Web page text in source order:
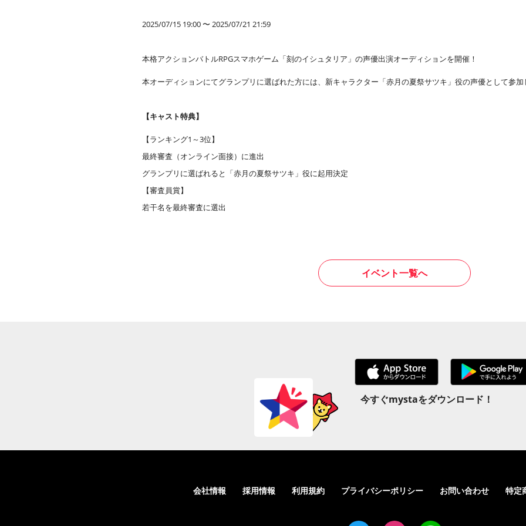
2025/07/15 19:00 〜 2025/07/21 21:59
本格アクションバトルRPGスマホゲーム「刻のイシュタリア」の声優出演オーディションを開催！
本オーディションにてグランプリに選ばれた方には、新キャラクター「赤月の夏祭サツキ」役の声優として参加
【キャスト特典】
【ランキング1～3位】
最終審査（オンライン面接）に進出
グランプリに選ばれると「赤月の夏祭サツキ」役に起用決定
【審査員賞】
若干名を最終審査に選出
イベント一覧へ
今すぐmystaをダウンロード！
会社情報 採用情報 利用規約 プライバシーポリシー お問い合わせ 特定